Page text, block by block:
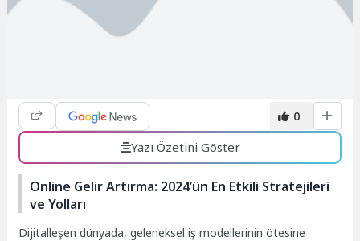
0
Yazı Özetini Göster
Online Gelir Artırma: 2024’ün En Etkili Stratejileri
ve Yolları
Dijitalleşen dünyada, geleneksel iş modellerinin ötesine